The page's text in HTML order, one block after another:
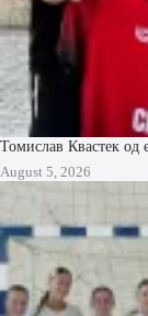
Томислав Квастек од
August 5, 2026